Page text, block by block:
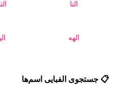
النا
الهه
📋 جستجوی الفبایی اسم‌ها